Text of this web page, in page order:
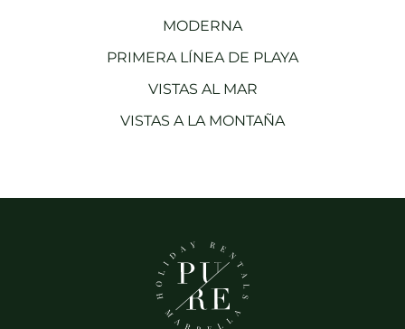
MODERNA
PRIMERA LÍNEA DE PLAYA
VISTAS AL MAR
VISTAS A LA MONTAÑA